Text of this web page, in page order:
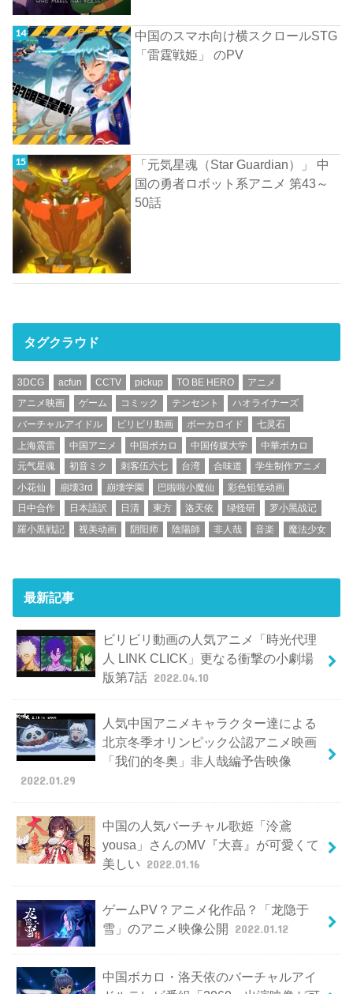
中国のスマホ向け横スクロールSTG
「雷霆戦姫」 のPV
「元気星魂（Star Guardian）」 中
国の勇者ロボット系アニメ 第43～
50話
タグクラウド
3DCG acfun CCTV pickup TO BE HERO
アニメ
アニメ映画
ゲーム コミック テンセント
ハオライナーズ
バーチャルアイドル
ビリビリ動画 ボーカロイド
七灵石
上海震雷
中国アニメ 中国ボカロ 中国传媒大学
中華ボカロ
元气星魂
初音ミク 刺客伍六七 台湾 合味道
学生制作アニメ
小花仙
崩壊3rd 崩壊学園 巴啦啦小魔仙
彩色铅笔动画
日中合作
日本語訳 日清 東方 洛天依 绿怪研
罗小黑战记
羅小黒戦記
视美动画 阴阳师 陰陽師 非人哉 音楽 魔法少女
最新記事
ビリビリ動画の人気アニメ「時光代理
人 LINK CLICK」更なる衝撃の小劇場
版第7話 2022.04.10
人気中国アニメキャラクター達による
北京冬季オリンピック公認アニメ映画
「我们的冬奥」非人哉編予告映像
2022.01.29
中国の人気バーチャル歌姫「泠鳶
yousa」さんのMV『大喜』が可愛くて
美しい 2022.01.16
ゲームPV？アニメ化作品？「龙隐于
雪」のアニメ映像公開 2022.01.12
中国ボカロ・洛天依のバーチャルアイ